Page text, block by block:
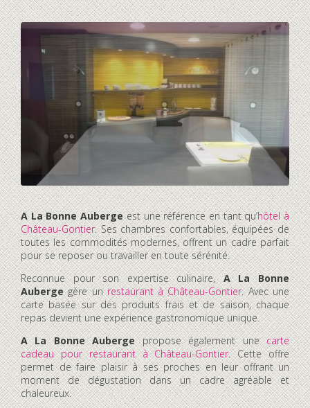
A La Bonne Aubergeest une référence en tant qu’hôtel à
Château-Gontier. Ses chambres confortables, équipées de
toutes les commodités modernes, offrent un cadre parfait
pour se reposer ou travailler en toute sérénité.
Reconnue pour son expertise culinaire,A La Bonne
Aubergegère unrestaurant à Château-Gontier. Avec une
carte basée sur des produits frais et de saison, chaque
repas devient une expérience gastronomique unique.
A La Bonne Aubergepropose également unecarte
cadeau pour restaurant à Château-Gontier. Cette offre
permet de faire plaisir à ses proches en leur offrant un
moment de dégustation dans un cadre agréable et
chaleureux.